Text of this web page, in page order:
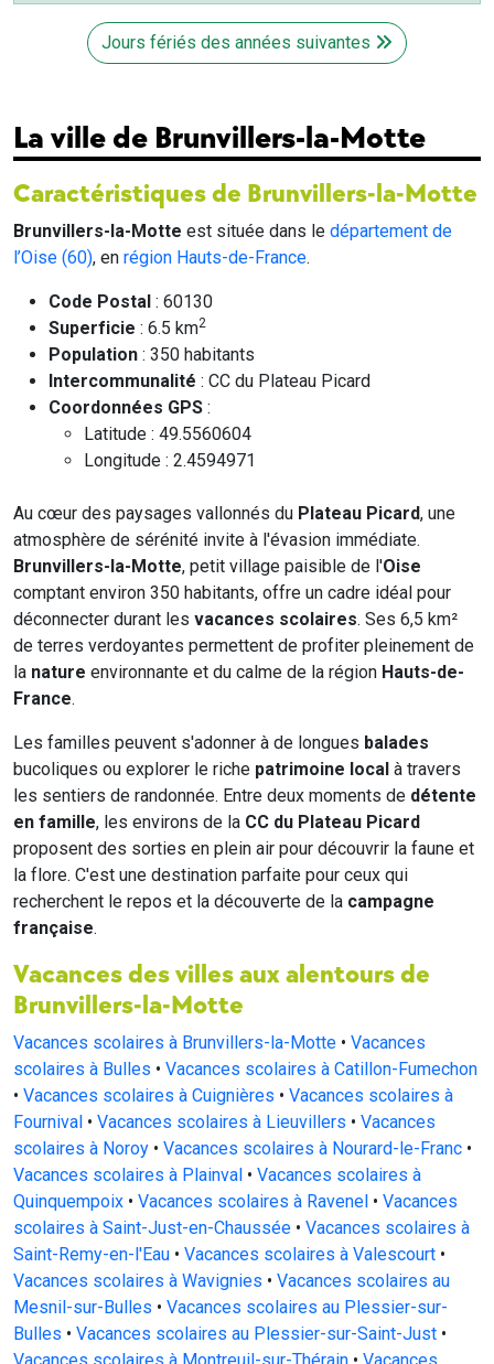
Jours fériés des années suivantes
La ville de Brunvillers-la-Motte
Caractéristiques de Brunvillers-la-Motte
Brunvillers-la-Motte est située dans le département de
l’Oise (60), en région Hauts-de-France.
Code Postal : 60130
Superficie : 6.5 km2
Population : 350 habitants
Intercommunalité : CC du Plateau Picard
Coordonnées GPS :
Latitude : 49.5560604
Longitude : 2.4594971
Au cœur des paysages vallonnés du Plateau Picard, une
atmosphère de sérénité invite à l'évasion immédiate.
Brunvillers-la-Motte, petit village paisible de l'Oise
comptant environ 350 habitants, offre un cadre idéal pour
déconnecter durant les vacances scolaires. Ses 6,5 km²
de terres verdoyantes permettent de profiter pleinement de
la nature environnante et du calme de la région Hauts-de-
France.
Les familles peuvent s'adonner à de longues balades
bucoliques ou explorer le riche patrimoine local à travers
les sentiers de randonnée. Entre deux moments de détente
en famille, les environs de la CC du Plateau Picard
proposent des sorties en plein air pour découvrir la faune et
la flore. C'est une destination parfaite pour ceux qui
recherchent le repos et la découverte de la campagne
française.
Vacances des villes aux alentours de
Brunvillers-la-Motte
Vacances scolaires à Brunvillers-la-Motte • Vacances
scolaires à Bulles • Vacances scolaires à Catillon-Fumechon
• Vacances scolaires à Cuignières • Vacances scolaires à
Fournival • Vacances scolaires à Lieuvillers • Vacances
scolaires à Noroy • Vacances scolaires à Nourard-le-Franc •
Vacances scolaires à Plainval • Vacances scolaires à
Quinquempoix • Vacances scolaires à Ravenel • Vacances
scolaires à Saint-Just-en-Chaussée • Vacances scolaires à
Saint-Remy-en-l'Eau • Vacances scolaires à Valescourt •
Vacances scolaires à Wavignies • Vacances scolaires au
Mesnil-sur-Bulles • Vacances scolaires au Plessier-sur-
Bulles • Vacances scolaires au Plessier-sur-Saint-Just •